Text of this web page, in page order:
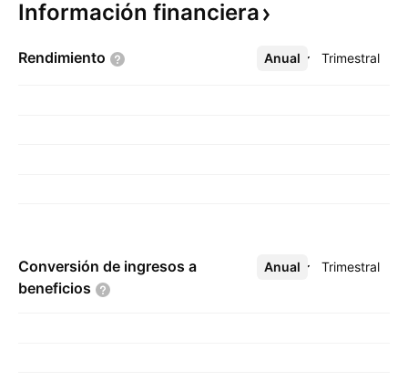
Información financiera
Rendimiento Anual Trimestral
Más
Conversión de ingresos a
beneficios
Anual Trimestral
Más